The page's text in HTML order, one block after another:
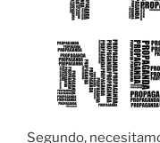
Segundo,